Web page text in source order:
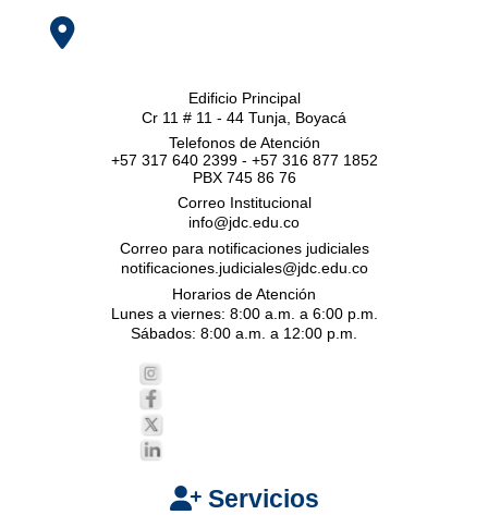
Edificio Principal
Cr 11 # 11 - 44 Tunja, Boyacá
Telefonos de Atención
+57 317 640 2399 - +57 316 877 1852
PBX 745 86 76
Correo Institucional
info@jdc.edu.co
Correo para notificaciones judiciales
notificaciones.judiciales@jdc.edu.co
Horarios de Atención
Lunes a viernes: 8:00 a.m. a 6:00 p.m.
Sábados: 8:00 a.m. a 12:00 p.m.
Servicios